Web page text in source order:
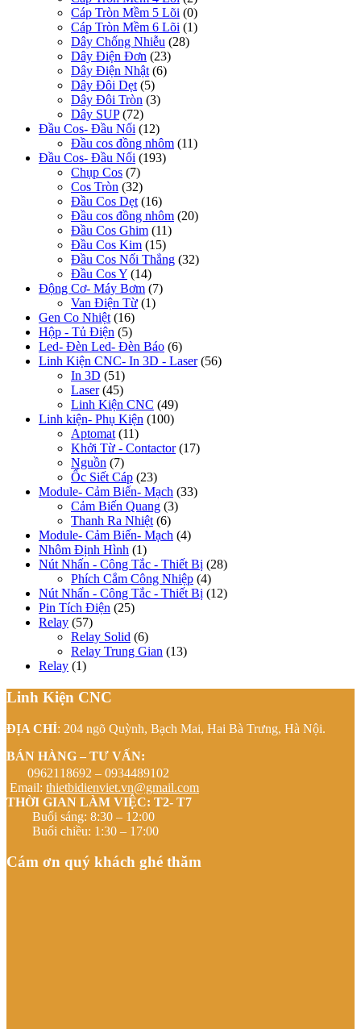
Cáp Tròn Mềm 5 Lõi (0)
Cáp Tròn Mềm 6 Lõi (1)
Dây Chống Nhiễu (28)
Dây Điện Đơn (23)
Dây Điện Nhật (6)
Dây Đôi Dẹt (5)
Dây Đôi Tròn (3)
Dây SUP (72)
Đầu Cos- Đầu Nối (12)
Đầu cos đồng nhôm (11)
Đầu Cos- Đầu Nối (193)
Chụp Cos (7)
Cos Tròn (32)
Đầu Cos Dẹt (16)
Đầu cos đồng nhôm (20)
Đầu Cos Ghim (11)
Đầu Cos Kim (15)
Đầu Cos Nối Thẳng (32)
Đầu Cos Y (14)
Động Cơ- Máy Bơm (7)
Van Điện Từ (1)
Gen Co Nhiệt (16)
Hộp - Tủ Điện (5)
Led- Đèn Led- Đèn Báo (6)
Linh Kiện CNC- In 3D - Laser (56)
In 3D (51)
Laser (45)
Linh Kiện CNC (49)
Linh kiện- Phụ Kiện (100)
Aptomat (11)
Khởi Từ - Contactor (17)
Nguồn (7)
Ốc Siết Cáp (23)
Module- Cảm Biến- Mạch (33)
Cảm Biến Quang (3)
Thanh Ra Nhiệt (6)
Module- Cảm Biến- Mạch (4)
Nhôm Định Hình (1)
Nút Nhấn - Công Tắc - Thiết Bị (28)
Phích Cắm Công Nhiệp (4)
Nút Nhấn - Công Tắc - Thiết Bị (12)
Pin Tích Điện (25)
Relay (57)
Relay Solid (6)
Relay Trung Gian (13)
Relay (1)
Linh Kiện CNC
ĐỊA CHỈ: 204 ngõ Quỳnh, Bạch Mai, Hai Bà Trưng, Hà Nội.
BÁN HÀNG – TƯ VẤN:
0962118692 – 0934489102
Email: thietbidienviet.vn@gmail.com
THỜI GIAN LÀM VIỆC: T2- T7
Buổi sáng: 8:30 – 12:00
Buổi chiều: 1:30 – 17:00
Cám ơn quý khách ghé thăm